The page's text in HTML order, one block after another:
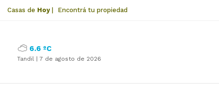
Casas de Hoy| Encontrá tu propiedad
6.6 ºC
Tandil | 7 de agosto de 2026